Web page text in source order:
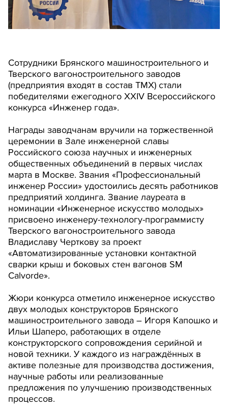
Сотрудники Брянского машиностроительного и
Тверского вагоностроительного заводов
(предприятия входят в состав ТМХ) стали
победителями ежегодного XXIV Всероссийского
конкурса «Инженер года».
Награды заводчанам вручили на торжественной
церемонии в Зале инженерной славы
Российского союза научных и инженерных
общественных объединений в первых числах
марта в Москве. Звания «Профессиональный
инженер России» удостоились десять работников
предприятий холдинга. Звание лауреата в
номинации «Инженерное искусство молодых»
присвоено инженеру-технологу-программисту
Тверского вагоностроительного завода
Владиславу Черткову за проект
«Автоматизированные установки контактной
сварки крыш и боковых стен вагонов SM
Calvorde».
Жюри конкурса отметило инженерное искусство
двух молодых конструкторов Брянского
машиностроительного завода – Игоря Капошко и
Ильи Шаперо, работающих в отделе
конструкторского сопровождения серийной и
новой техники. У каждого из награждённых в
активе полезные для производства достижения,
научные работы или реализованные
предложения по улучшению производственных
процессов.